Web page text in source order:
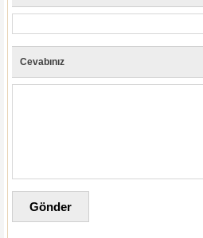
Cevabınız